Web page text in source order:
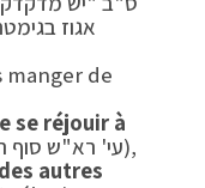
אגוז
manger de
se réjouir à
(עי' רא"ש סוף ר"ה, שו"ע סי' תקצז),
autres